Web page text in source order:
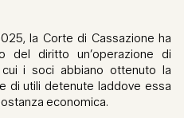
la Corte di Cassazione ha
del diritto un’operazione di
i soci abbiano ottenuto la
di utili detenute laddove essa
economica.